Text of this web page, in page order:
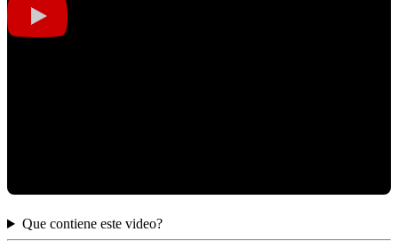
Que contiene este video?